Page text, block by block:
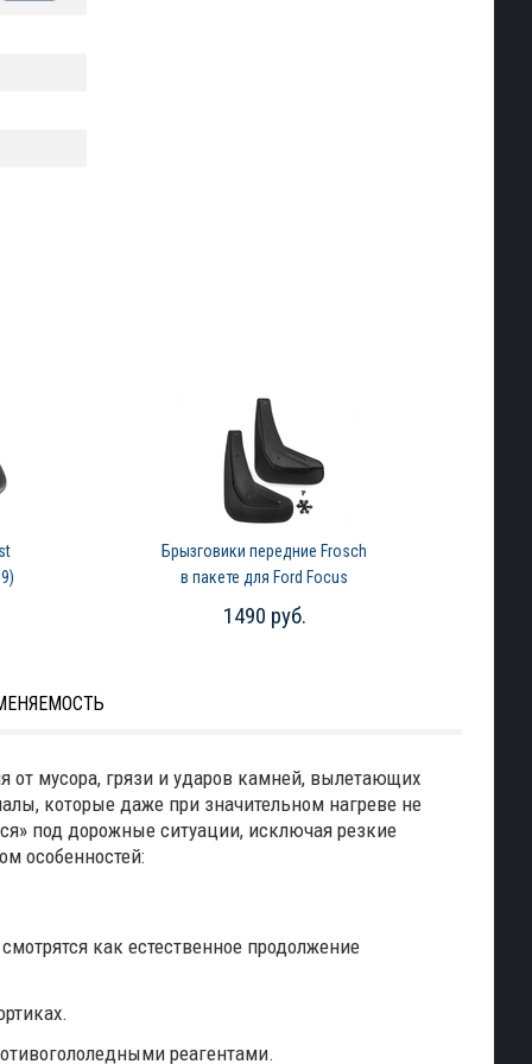
Брызговики передние Frosch
в пакете для Ford Focus
(2015-2019)
1490 руб.
от мусора, грязи и ударов камней, вылетающих
которые даже при значительном нагреве не
под дорожные ситуации, исключая резкие
особенностей:
как естественное продолжение
реагентами.